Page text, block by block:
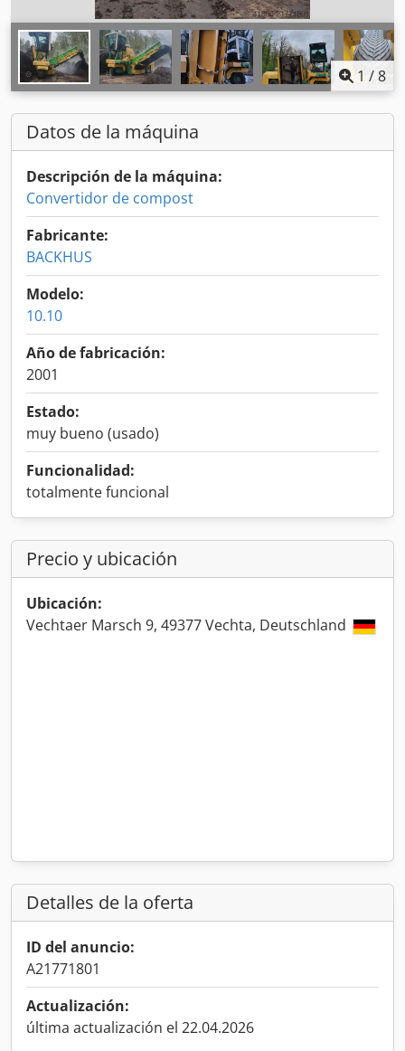
1 /8
Datos de la máquina
Descripción de la máquina:
Convertidor de compost
Fabricante:
BACKHUS
Modelo:
10.10
Año de fabricación:
2001
Estado:
muy bueno (usado)
Funcionalidad:
totalmente funcional
Precio y ubicación
Ubicación:
Vechtaer Marsch 9, 49377 Vechta, Deutschland
Detalles de la oferta
ID del anuncio:
A21771801
Actualización:
última actualización el 22.04.2026